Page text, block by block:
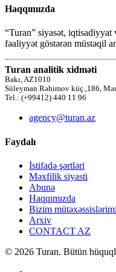
Haqqımızda
“Turan” siyasət, iqtisadiyyat
fəaliyyət göstərən müstəqil
Turan analitik xidməti
Bakı, AZ1010
Süleyman Rəhimov küç.,186,
Tel.: (+99412) 440 11 96
agency@turan.az
Faydalı
İstifadə şərtləri
Məxfilik siyasti
Abunə
Haqqımızda
Bizim
Arxiv
CONTACT AZ
© 2026 Turan. Bütün